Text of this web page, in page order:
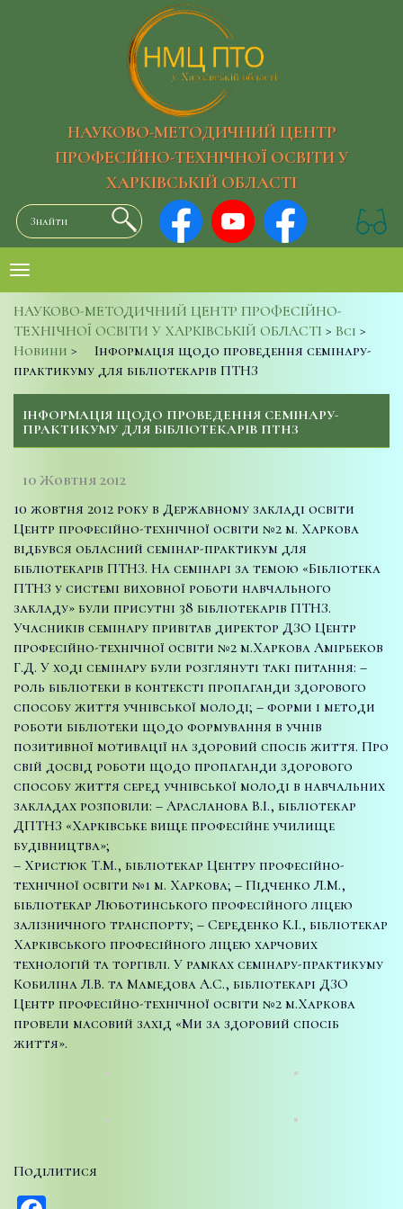
НАУКОВО-МЕТОДИЧНИЙ ЦЕНТР
ПРОФЕСІЙНО-ТЕХНІЧНОЇ ОСВІТИ У
ХАРКІВСЬКІЙ ОБЛАСТІ
НАУКОВО-МЕТОДИЧНИЙ ЦЕНТР ПРОФЕСІЙНО-
ТЕХНІЧНОЇ ОСВІТИ У ХАРКІВСЬКІЙ ОБЛАСТІ > Всі >
Новини >
Інформація щодо проведення семінару-
практикуму для бібліотекарів ПТНЗ
ІНФОРМАЦІЯ ЩОДО ПРОВЕДЕННЯ СЕМІНАРУ-
ПРАКТИКУМУ ДЛЯ БІБЛІОТЕКАРІВ ПТНЗ
10 Жовтня 2012
10 жовтня 2012 року в Державному закладі освіти
Центр професійно-технічної освіти №2 м. Харкова
відбувся обласний семінар-практикум для
бібліотекарів ПТНЗ. На семінарі за темою «Бібліотека
ПТНЗ у системі виховної роботи навчального
закладу» були присутні 38 бібліотекарів ПТНЗ.
Учасників семінару привітав директор ДЗО Центр
професійно-технічної освіти №2 м.Харкова Амірбеков
Г.Д. У ході семінару були розглянуті такі питання: –
роль бібліотеки в контексті пропаганди здорового
способу життя учнівської молоді; – форми і методи
роботи бібліотеки щодо формування в учнів
позитивної мотивації на здоровий спосіб життя. Про
свій досвід роботи щодо пропаганди здорового
способу життя серед учнівської молоді в навчальних
закладах розповіли: – Арасланова В.І., бібліотекар
ДПТНЗ «Харківське вище професійне училище
будівництва»;
– Христюк Т.М., бібліотекар Центру професійно-
технічної освіти №1 м. Харкова; – Підченко Л.М.,
бібліотекар Люботинського професійного ліцею
залізничного транспорту; – Середенко К.І., бібліотекар
Харківського професійного ліцею харчових
технологій та торгівлі. У рамках семінару-практикуму
Кобиліна Л.В. та Мамедова А.С., бібліотекарі ДЗО
Центр професійно-технічної освіти №2 м.Харкова
провели масовий захід «Ми за здоровий спосіб
життя».
Поділитися